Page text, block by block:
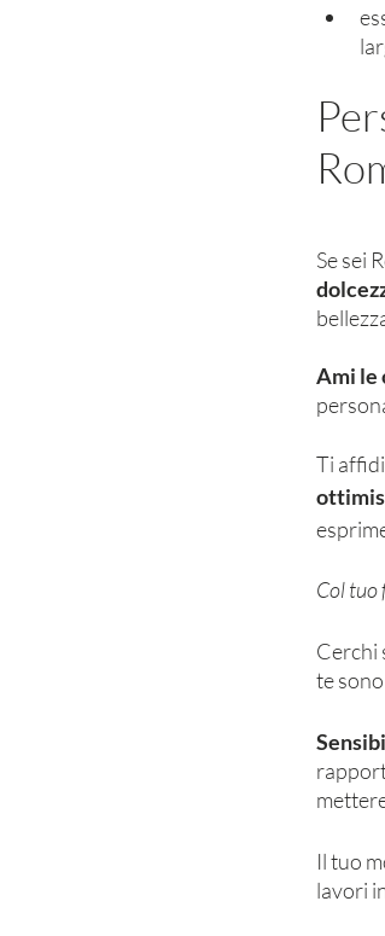
Se sei
Ami le
Ti
Col tuo
Cerchi
te
Il tuo
lavori